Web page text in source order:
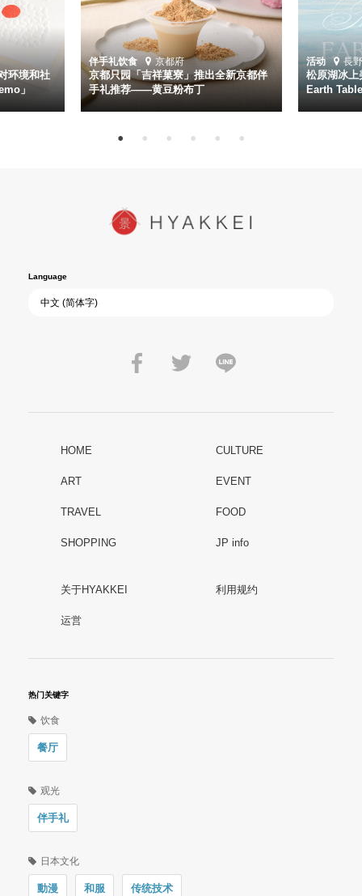
环境和社
」
伴手礼饮食 京都府
京都只园「吉祥菓寮」推出全新京都伴
手礼推荐——黄豆粉布丁
活动 長
松原湖冰
Earth
Language
HOME CULTURE
ART EVENT
TRAVEL FOOD
SHOPPING JP info
关于HYAKKEI 利用规约
运営
热门关键字
饮食
餐厅
观光
伴手礼
日本文化
動漫 和服 传统技术